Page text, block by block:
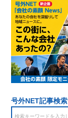
号外NET記事検索